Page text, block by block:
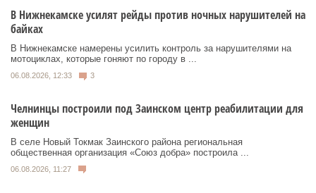
В Нижнекамске усилят рейды против ночных нарушителей на
байках
В Нижнекамске намерены усилить контроль за нарушителями на
мотоциклах, которые гоняют по городу в ...
06.08.2026, 12:33 3
Челнинцы построили под Заинском центр реабилитации для
женщин
В селе Новый Токмак Заинского района региональная
общественная организация «Союз добра» построила ...
06.08.2026, 11:27